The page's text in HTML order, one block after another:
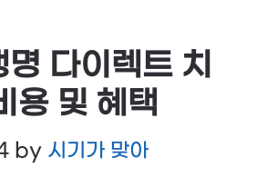
다이렉트 치
용 및 혜택
by 시기가 맞아